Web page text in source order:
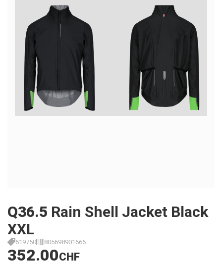
Q36.5 Rain Shell Jacket Black
XXL
619750 805698901666
352.00CHF